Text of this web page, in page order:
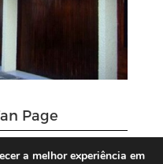
Page
a melhor experiência em